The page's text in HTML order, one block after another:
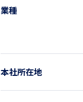
業種
本社所在地